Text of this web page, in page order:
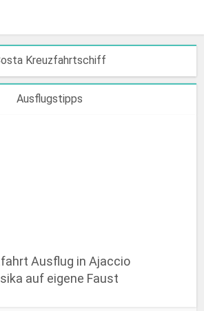
Kreuzfahrtschiff
Ausflugstipps
Ausflug in Ajaccio
auf eigene Faust